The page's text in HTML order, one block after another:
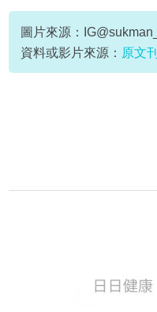
林淑敏
圖片來源：
資料或影片來源： 原文